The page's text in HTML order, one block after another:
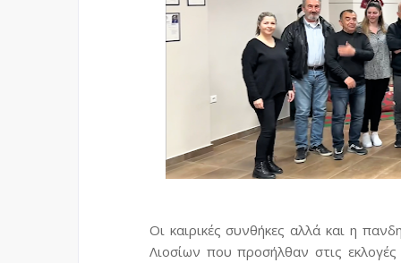
Οι καιρικές συνθήκες αλλά και η
Λιοσίων που προσήλθαν στις εκλογές